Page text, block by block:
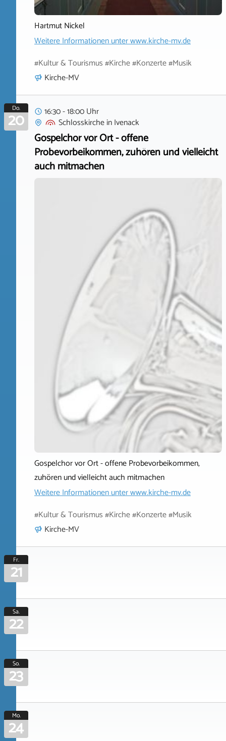
Hartmut Nickel
Weitere Informationen unterwww.kirche-mv.de
#Kultur & Tourismus #Kirche #Konzerte #Musik
Kirche-MV
Do.
20
16:30 - 18:00 Uhr
SchlosskircheinIvenack
Gospelchor vor Ort - offene
Probevorbeikommen, zuhören und vielleicht
auch mitmachen
Gospelchor vor Ort - offene Probevorbeikommen,
zuhören und vielleicht auch mitmachen
Weitere Informationen unterwww.kirche-mv.de
#Kultur & Tourismus #Kirche #Konzerte #Musik
Kirche-MV
Fr.
21
Sa.
22
So.
23
Mo.
24